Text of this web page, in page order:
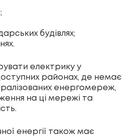
будівлях;
електрику у
районах, де немає
енергомереж,
на ці мережі та
енергії також має